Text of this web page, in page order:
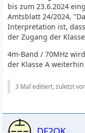
bis zum 23.6.2024
Amtsblatt 24/2024,
Interpretation ist,
der Zugang der
4m-Band / 70MHz
der Klasse A
3 Mal editiert, zuletzt